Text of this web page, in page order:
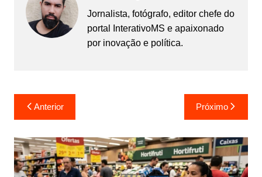
Jornalista, fotógrafo, editor chefe do
portal InterativoMS e apaixonado
por inovação e política.
Navegação
de
Post
Anterior Próximo